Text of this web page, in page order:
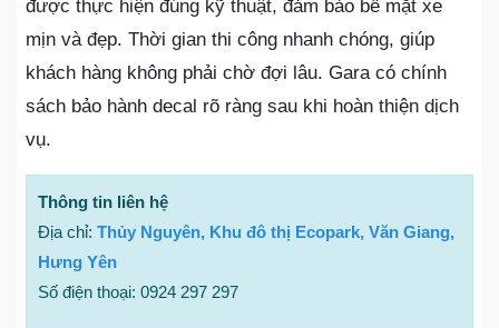
được thực hiện đúng kỹ thuật, đảm bảo bề mặt xe
mịn và đẹp. Thời gian thi công nhanh chóng, giúp
khách hàng không phải chờ đợi lâu. Gara có chính
sách bảo hành decal rõ ràng sau khi hoàn thiện dịch
vụ.
Thông tin liên hệ
Địa chỉ: Thủy Nguyên, Khu đô thị Ecopark, Văn Giang,
Hưng Yên
Số điện thoại: 0924 297 297